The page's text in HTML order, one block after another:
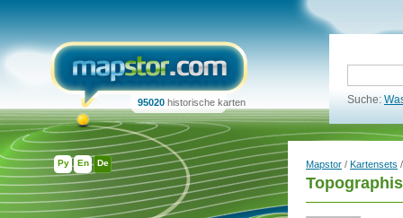
Ру En De
95020 historische karten Suche:
Mapstor / Kartensets